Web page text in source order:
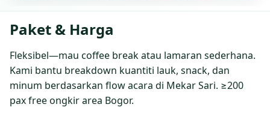
Paket & Harga
Fleksibel—mau coffee break atau lamaran sederhana.
Kami bantu breakdown kuantiti lauk, snack, dan
minum berdasarkan flow acara di Mekar Sari. ≥200
pax free ongkir area Bogor.